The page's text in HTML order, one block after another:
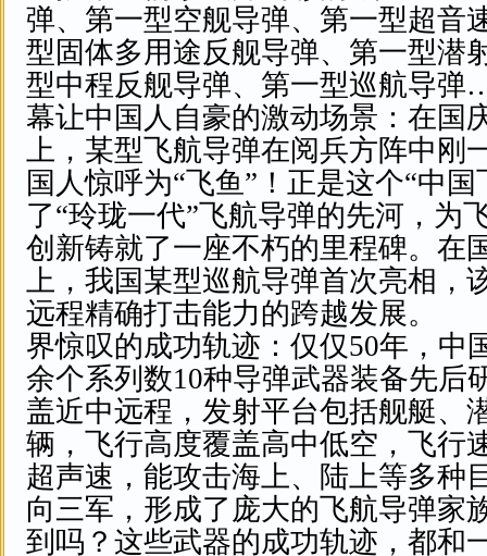
弹、第一型空舰导弹、第一型超音
型固体多用途反舰导弹、第一型潜
型中程反舰导弹、第一型巡航
幕让中国人自豪的激动场景：在国
上，某型飞航导弹在阅兵方阵中刚
国人惊呼为“飞鱼”！正是这个“中国
了“玲珑一代”飞航导弹的先河，为
创新铸就了一座不朽的里程碑。在
上，我国某型巡航导弹首次亮相，
远程精确打击能力的跨越发展
界惊叹的成功轨迹：仅仅50年，中
余个系列数10种导弹武器装备先后
盖近中远程，发射平台包括舰艇、
辆，飞行高度覆盖高中低空，飞行
超声速，能攻击海上、陆上等多种
向三军，形成了庞大的飞航导
到吗？这些武器的成功轨迹，都